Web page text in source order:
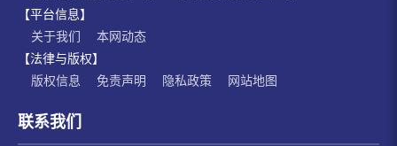
【平台信息】
关于我们
本网动态
【法律与版权】
版权信息
免责声明 隐私政策 网站地图
联系我们